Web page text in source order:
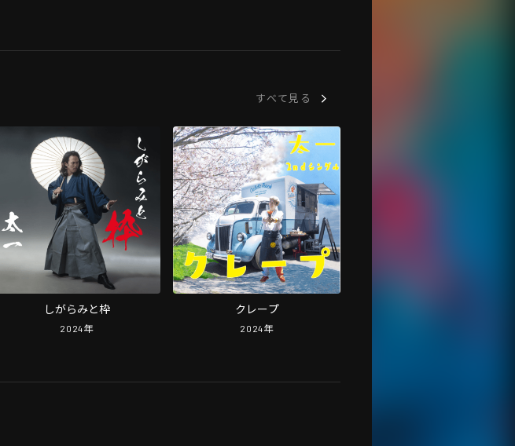
すべて見る
しがらみと枠
2024年
クレープ
2024年